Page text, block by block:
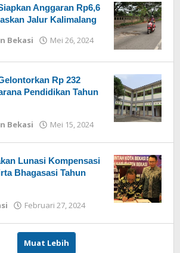
Anggaran Rp6,6
Jalur Kalimalang
Bekasi Mei 26, 2024
oleh
Redaksi
Rp 232
Pendidikan Tahun
Bekasi Mei 15, 2024
oleh
Lunasi Kompensasi
Bhagasasi Tahun
Februari 27, 2024
Muat Lebih